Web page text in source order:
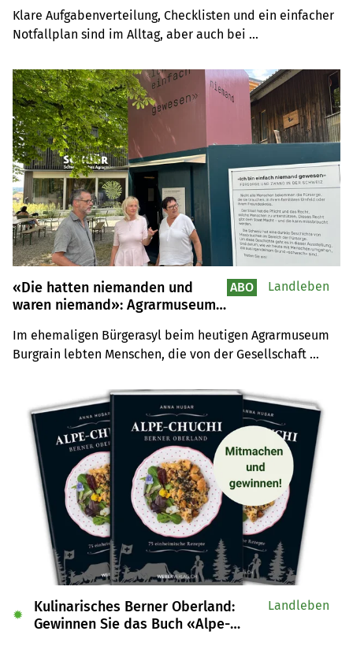
Gäste glücklich zu machen –
zum Beispiel am 1.-August-
Klare Aufgabenverteilung, Checklisten und ein einfacher
Notfallplan sind im Alltag, aber auch bei
hilfreich für den Erfolg.
«Die hatten niemanden und
waren niemand»: Agrarmuseum
Schicksale von Opfern
fürsorgerischer
Im ehemaligen Bürgerasyl beim heutigen Agrarmuseum
Burgrain lebten Menschen, die von der Gesellschaft
Zwangsmassnahmen betrafen in der Schweiz
Hunderttausende Menschen. Eine Ausstellung beim
Agrarmuseum erzählt von Gewalt, Willkür und
Ausgrenzung – auch auf Bauernhöfen.
ABO Landleben
Kulinarisches Berner Oberland:
Gewinnen Sie das Buch «Alpe-
✹
Landleben